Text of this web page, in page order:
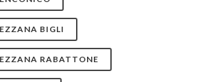
BIGLI
RABATTONE